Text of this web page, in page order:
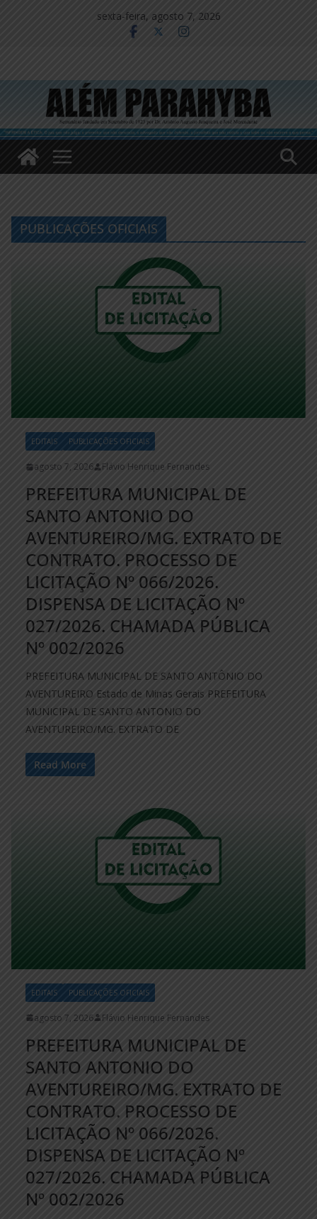
sexta-feira, agosto 7, 2026
PUBLICAÇÕES OFICIAIS
EDITAIS PUBLICAÇÕES OFICIAIS
agosto 7, 2026 Flávio Henrique Fernandes
PREFEITURA MUNICIPAL DE
SANTO ANTONIO DO
AVENTUREIRO/MG. EXTRATO DE
CONTRATO. PROCESSO DE
LICITAÇÃO Nº 066/2026.
DISPENSA DE LICITAÇÃO Nº
027/2026. CHAMADA PÚBLICA
Nº 002/2026
PREFEITURA MUNICIPAL DE SANTO ANTÔNIO DO
AVENTUREIRO Estado de Minas Gerais PREFEITURA
MUNICIPAL DE SANTO ANTONIO DO
AVENTUREIRO/MG. EXTRATO DE
Read More
EDITAIS PUBLICAÇÕES OFICIAIS
agosto 7, 2026 Flávio Henrique Fernandes
PREFEITURA MUNICIPAL DE
SANTO ANTONIO DO
AVENTUREIRO/MG. EXTRATO DE
CONTRATO. PROCESSO DE
LICITAÇÃO Nº 066/2026.
DISPENSA DE LICITAÇÃO Nº
027/2026. CHAMADA PÚBLICA
Nº 002/2026